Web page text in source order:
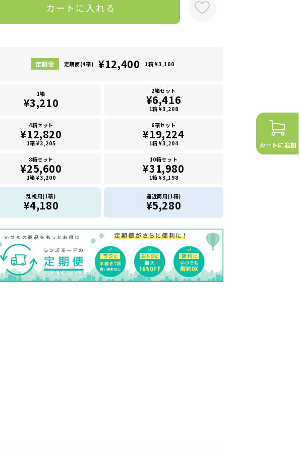
カートに入れる
定期便(4箱) ¥12,400 1箱 ¥3,100
1箱
¥3,210
2箱セット
¥6,416
1箱 ¥3,208
4箱セット
¥12,820
1箱 ¥3,205
6箱セット
¥19,224
1箱 ¥3,204
8箱セット
¥25,600
1箱 ¥3,200
10箱セット
¥31,980
1箱 ¥3,198
乱視用(1箱)
¥4,180
遠近両用(1箱)
¥5,280